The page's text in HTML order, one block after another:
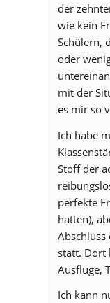
der
wie kein
Schülern,
oder
mit der
es mir so
Ich habe
Stoff der
perfekte
hatten),
Abschluss
statt. Dort
Ausflüge,
Ich kann